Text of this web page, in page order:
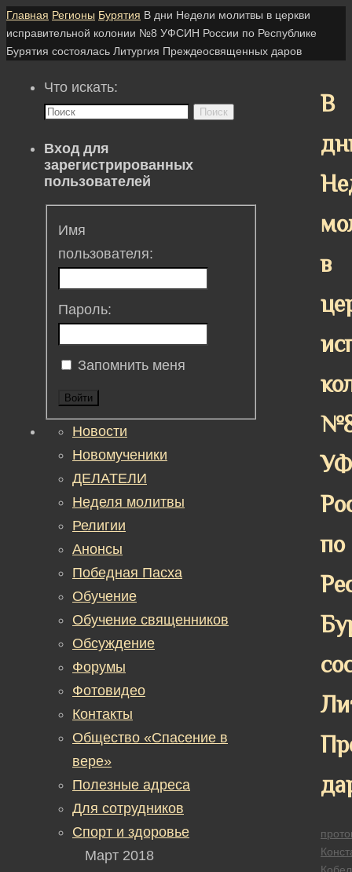
Главная Регионы Бурятия В дни Недели молитвы в церкви
исправительной колонии №8 УФСИН России по Республике
Бурятия состоялась Литургия Преждеосвященных даров
В
в
по
Что искать:
Поиск
Вход для
зарегистрированных
пользователей
Имя
пользователя:
Пароль:
Запомнить меня
Войти
Новости
Новомученики
ДЕЛАТЕЛИ
Неделя молитвы
Религии
Анонсы
Победная Пасха
Обучение
Обучение священников
Обсуждение
Форумы
Фотовидео
Контакты
Общество «Спасение в
вере»
Полезные адреса
Для сотрудников
Спорт и здоровье
Март 2018